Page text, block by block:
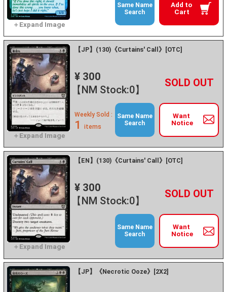
Add to
Cart
Same Name
Search
【JP】(130)《Curtains' Call》[OTC]
¥ 300
【NM Stock:0】
－ +
Want
Notice
Weekly Sold :
1 items
Same Name
Search
【EN】(130)《Curtains' Call》[OTC]
¥ 300
【NM Stock:0】
－ +
Want
Notice
Same Name
Search
【JP】《Necrotic Ooze》[2X2]